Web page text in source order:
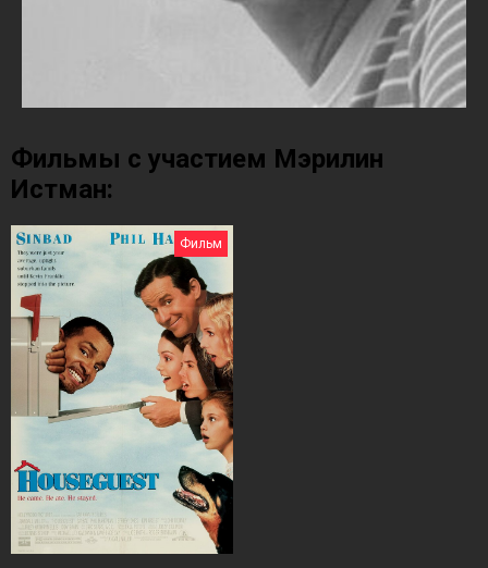
Фильмы с участием Мэрилин
Истман:
Фильм